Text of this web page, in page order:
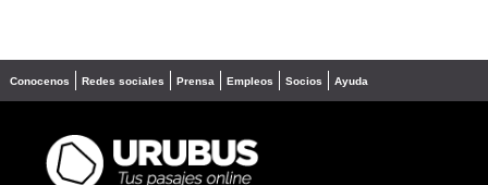
Conocenos Redes sociales Prensa Empleos Socios Ayuda